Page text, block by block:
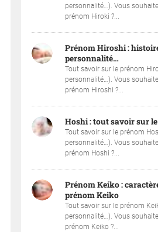
personnalité…). Vous
prénom Hiroki ?...
Prénom Hiroshi :
personnalité…
Tout savoir sur le prénom
personnalité…). Vous
prénom Hiroshi ?...
Hoshi : tout savoir sur
Tout savoir sur le prénom
personnalité…). Vous
prénom Hoshi ?...
Prénom Keiko :
prénom Keiko
Tout savoir sur le prénom
personnalité…). Vous
prénom Keiko ?...